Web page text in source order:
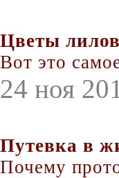
Цветы
Вот это
24 ноя
Путевка в
Почему